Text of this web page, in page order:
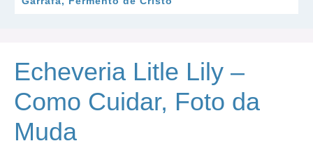
Echeveria Litle Lily –
Como Cuidar, Foto da
Muda